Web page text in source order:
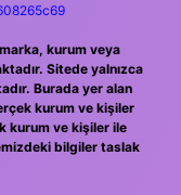
kurum veya
Sitede yalnızca
Burada yer alan
kurum ve kişiler
kurum ve kişiler ile
bilgiler taslak